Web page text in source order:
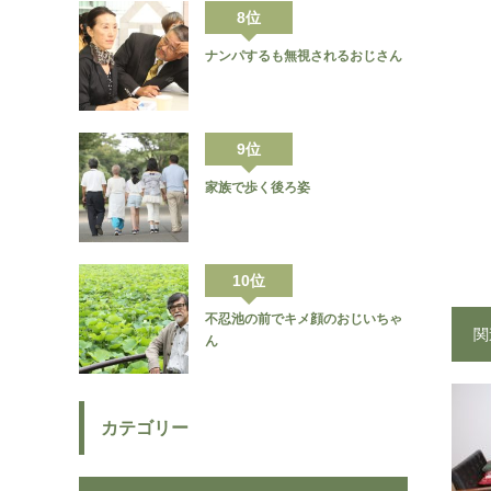
8位
ナンパするも無視されるおじさん
9位
家族で歩く後ろ姿
10位
不忍池の前でキメ顔のおじいちゃ
ん
カテゴリー